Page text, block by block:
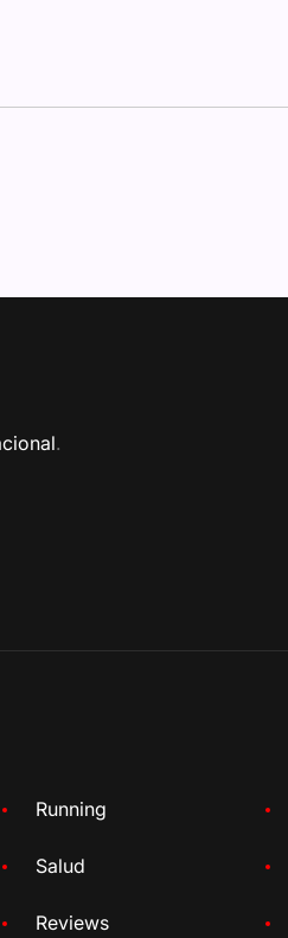
.
Running
Salud
Reviews